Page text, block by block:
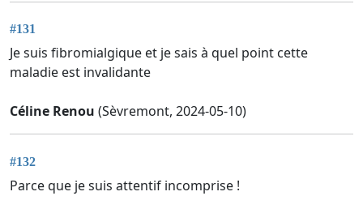
#131
Je suis fibromialgique et je sais à quel point cette
maladie est invalidante
Céline Renou (Sèvremont, 2024-05-10)
#132
Parce que je suis attentif incomprise !